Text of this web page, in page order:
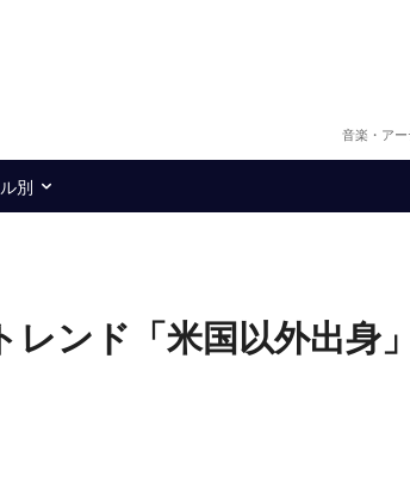
音楽・ア
別
ンド「米国以外出身」